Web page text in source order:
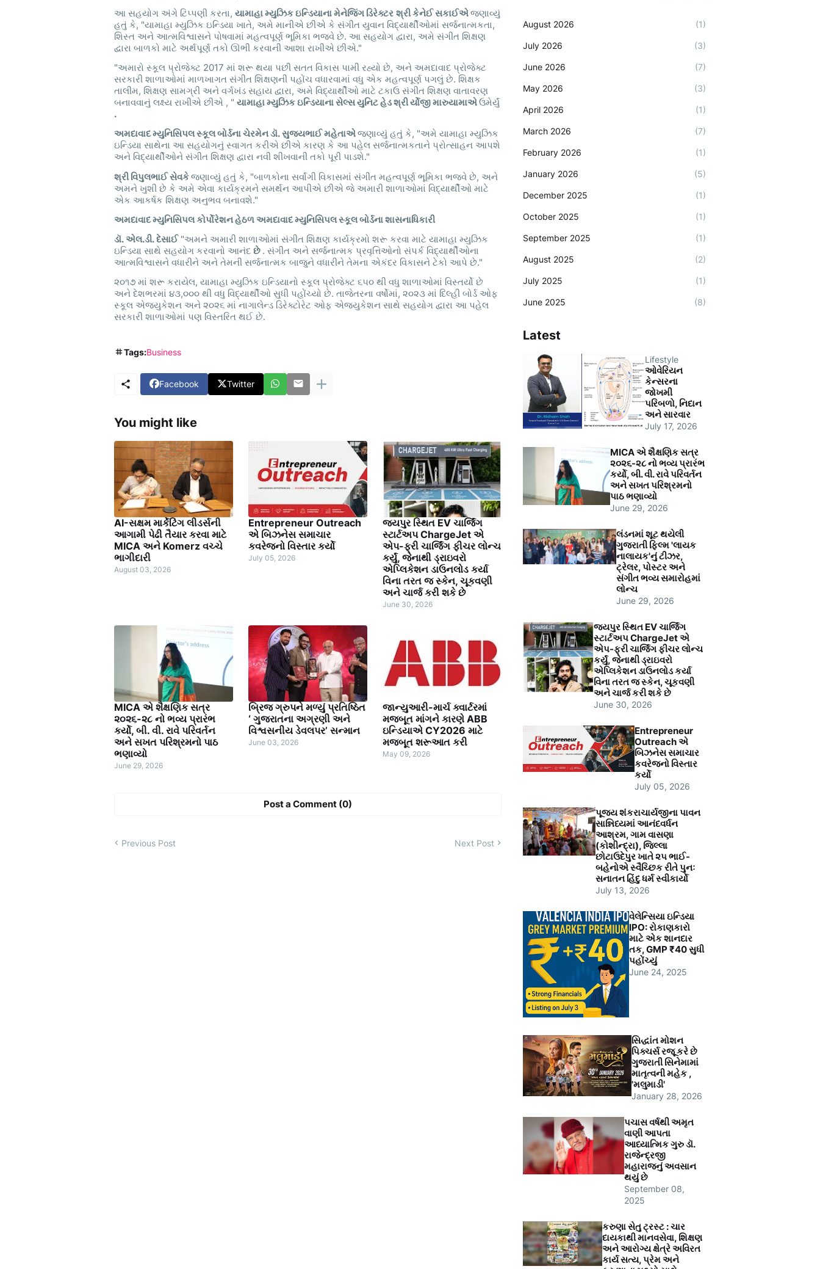
આ સહયોગ અંગે ટિપ્પણી કરતા, યામાહા મ્યુઝિક ઇન્ડિયાના મેનેજિંગ ડિરેક્ટર શ્રી કેનેઈ સકાઈએજણાવ્યું
હતું કે, "યામાહા મ્યુઝિક ઇન્ડિયા ખાતે, અમે માનીએ છીએ કે સંગીત યુવાન વિદ્યાર્થીઓમાં સર્જનાત્મકતા,
શિસ્ત અને આત્મવિશ્વાસને પોષવામાં મહત્વપૂર્ણ ભૂમિકા ભજવે છે. આ સહયોગ દ્વારા, અમે સંગીત શિક્ષણ
દ્વારા બાળકો માટે અર્થપૂર્ણ તકો ઊભી કરવાની આશા રાખીએ છીએ."
"અમારો સ્કૂલ પ્રોજેક્ટ 2017 માં શરૂ થયા પછી સતત વિકાસ પામી રહ્યો છે, અને અમદાવાદ પ્રોજેક્ટ
સરકારી શાળાઓમાં માળખાગત સંગીત શિક્ષણની પહોંચ વધારવામાં વધુ એક મહત્વપૂર્ણ પગલું છે. શિક્ષક
તાલીમ, શિક્ષણ સામગ્રી અને વર્ગખંડ સહાય દ્વારા, અમે વિદ્યાર્થીઓ માટે ટકાઉ સંગીત શિક્ષણ વાતાવરણ
બનાવવાનું લક્ષ્ય રાખીએ છીએ , " યામાહા મ્યુઝિક ઇન્ડિયાના સેલ્સ યુનિટ હેડ શ્રી ર્યોજી મારુયામાએઉમેર્યું
.
અમદાવાદ મ્યુનિસિપલ સ્કૂલ બોર્ડના ચેરમેન ડૉ. સુજયભાઈ મહેતાએજણાવ્યું હતું કે, "અમે યામાહા મ્યુઝિક
ઇન્ડિયા સાથેના આ સહયોગનું સ્વાગત કરીએ છીએ કારણ કે આ પહેલ સર્જનાત્મકતાને પ્રોત્સાહન આપશે
અને વિદ્યાર્થીઓને સંગીત શિક્ષણ દ્વારા નવી શીખવાની તકો પૂરી પાડશે."
શ્રી વિપુલભાઈ સેવકેજણાવ્યું હતું કે, "બાળકોના સર્વાંગી વિકાસમાં સંગીત મહત્વપૂર્ણ ભૂમિકા ભજવે છે, અને
અમને ખુશી છે કે અમે એવા કાર્યક્રમને સમર્થન આપીએ છીએ જે અમારી શાળાઓમાં વિદ્યાર્થીઓ માટે
એક આકર્ષક શિક્ષણ અનુભવ બનાવશે."
અમદાવાદ મ્યુનિસિપલ કોર્પોરેશન હેઠળ અમદાવાદ મ્યુનિસિપલ સ્કૂલ બોર્ડનાશાસનાધિકારી
ડૉ. એલ.ડી. દેસાઈ"અમને અમારી શાળાઓમાં સંગીત શિક્ષણ કાર્યક્રમો શરૂ કરવા માટે યામાહા મ્યુઝિક
ઇન્ડિયા સાથે સહયોગ કરવાનો આનંદ છે . સંગીત અને સર્જનાત્મક પ્રવૃત્તિઓનો સંપર્ક વિદ્યાર્થીઓના
આત્મવિશ્વાસને વધારીને અને તેમની સર્જનાત્મક બાજુને વધારીને તેમના એકંદર વિકાસને ટેકો આપે છે."
૨૦૧૭ માં શરૂ કરાયેલ, યામાહા મ્યુઝિક ઇન્ડિયાનો સ્કૂલ પ્રોજેક્ટ ૬૫૦ થી વધુ શાળાઓમાં વિસ્તર્યો છે
અને દેશભરમાં ૪૩,૦૦૦ થી વધુ વિદ્યાર્થીઓ સુધી પહોંચ્યો છે. તાજેતરના વર્ષોમાં, ૨૦૨૩ માં દિલ્હી બોર્ડ ઓફ
સ્કૂલ એજ્યુકેશન અને ૨૦૨૬ માં નાગાલેન્ડ ડિરેક્ટોરેટ ઓફ એજ્યુકેશન સાથે સહયોગ દ્વારા આ પહેલ
સરકારી શાળાઓમાં પણ વિસ્તરિત થઈ છે.
Tags:Business
Facebook Twitter
You might like
AI-સક્ષમ માર્કેટિંગ લીડર્સની
આગામી પેઢી તૈયાર કરવા માટે
MICA અને Komerz વચ્ચે
ભાગીદારી
August 03, 2026
Entrepreneur Outreach
એ બિઝનેસ સમાચાર
કવરેજનો વિસ્તાર કર્યો
July 05, 2026
જયપુર સ્થિત EV ચાર્જિંગ
સ્ટાર્ટઅપ ChargeJet એ
એપ-ફ્રી ચાર્જિંગ ફીચર લોન્ચ
કર્યું, જેનાથી ડ્રાઇવરો
એપ્લિકેશન ડાઉનલોડ કર્યા
વિના તરત જ સ્કેન, ચૂકવણી
અને ચાર્જ કરી શકે છે
June 30, 2026
MICA એ શૈક્ષણિક સત્ર
૨૦૨૬-૨૮ નો ભવ્ય પ્રારંભ
કર્યો, બી. વી. રાવે પરિવર્તન
અને સખત પરિશ્રમનો પાઠ
ભણાવ્યો
June 29, 2026
બ્રિજ ગ્રુપને મળ્યું પ્રતિષ્ઠિત
‘ ગુજરાતના અગ્રણી અને
વિશ્વસનીય ડેવલપર’ સન્માન
June 03, 2026
જાન્યુઆરી-માર્ચ ક્વાર્ટરમાં
મજબૂત માંગને કારણે ABB
ઇન્ડિયાએ CY2026 માટે
મજબૂત શરૂઆત કરી
May 09, 2026
Post a Comment (0)
Previous Post Next Post
August 2026 (1)
July 2026 (3)
June 2026 (7)
May 2026 (3)
April 2026 (1)
March 2026 (7)
February 2026 (1)
January 2026 (5)
December 2025 (1)
October 2025 (1)
September 2025 (1)
August 2025 (2)
July 2025 (1)
June 2025 (8)
Latest
Lifestyle
ઓવેરિયન
કેન્સરના
જોખમી
પરિબળો, નિદાન
અને સારવાર
July 17, 2026
MICA એ શૈક્ષણિક સત્ર
૨૦૨૬-૨૮ નો ભવ્ય પ્રારંભ
કર્યો, બી. વી. રાવે પરિવર્તન
અને સખત પરિશ્રમનો
પાઠ ભણાવ્યો
June 29, 2026
લંડનમાં શૂટ થયેલી
ગુજરાતી ફિલ્મ 'લાયક
નાલાયક'નું ટીઝર,
ટ્રેલર, પોસ્ટર અને
સંગીત ભવ્ય સમારોહમાં
લોન્ચ
June 29, 2026
જયપુર સ્થિત EV ચાર્જિંગ
સ્ટાર્ટઅપ ChargeJet એ
એપ-ફ્રી ચાર્જિંગ ફીચર લોન્ચ
કર્યું, જેનાથી ડ્રાઇવરો
એપ્લિકેશન ડાઉનલોડ કર્યા
વિના તરત જ સ્કેન, ચૂકવણી
અને ચાર્જ કરી શકે છે
June 30, 2026
Entrepreneur
Outreach એ
બિઝનેસ સમાચાર
કવરેજનો વિસ્તાર
કર્યો
July 05, 2026
પૂજ્ય શંકરાચાર્યજીના પાવન
સાન્નિધ્યમાં આનંદવર્ધન
આશ્રમ, ગામ વાસણા
(કોશીન્દ્રા), જિલ્લા
છોટાઉદેપુર ખાતે ૨૫ ભાઈ-
બહેનોએ સ્વૈચ્છિક રીતે પુનઃ
સનાતન હિંદુ ધર્મ સ્વીકાર્યો
July 13, 2026
વેલેન્સિયા ઇન્ડિયા
IPO: રોકાણકારો
માટે એક શાનદાર
તક, GMP ₹40 સુધી
પહોંચ્યું
June 24, 2025
સિદ્ધાંત મોશન
પિક્ચર્સ રજૂ કરે છે
ગુજરાતી સિનેમામાં
માતૃત્વની મહેક ,
'મલુમાડી'
January 28, 2026
પચાસ વર્ષથી અમૃત
વાણી આપતા
આધ્યાત્મિક ગુરુ ડૉ.
રાજેન્દ્રજી
મહારાજનું અવસાન
થયું છે
September 08,
2025
કરુણા સેતુ ટ્રસ્ટ : ચાર
દાયકાથી માનવસેવા, શિક્ષણ
અને આરોગ્ય ક્ષેત્રે અવિરત
કાર્ય સત્ય, પ્રેમ અને